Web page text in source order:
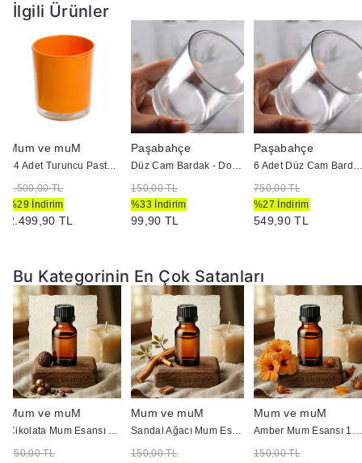
Bu esans, el yapımı mumlarınızda taze ve meyvemsi bir
koku elde etmek için mükemmel bir seçenektir.
İlgili Ürünler
Mum ve muM
24 Adet Turuncu Pastel Renk Cam Mumluk - İç Boyama - Doluma Uygun 403
3.500,00 TL
%29 İndirim
2.499,90 TL
Paşabahçe
Düz Cam Bardak - Doluma Uygun
150,00 TL
%33 İndirim
99,90 TL
Paşabahçe
6 Adet Düz Cam Bardak -
750,00 TL
%27 İndirim
549,90 TL
Bu Kategorinin En Çok Satanları
Mum ve muM
Çikolata Mum Esansı 10 cc
150,00 TL
Mum ve muM
Sandal Ağacı Mum Esansı 10 cc
150,00 TL
Mum ve muM
Amber Mum Esansı 10 cc
150,00 TL